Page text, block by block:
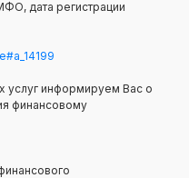
дата регистрации
услуг информируем Вас о
финансовому